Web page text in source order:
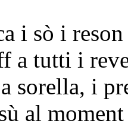
i sò i reson
a tutti i
sorella, i
al